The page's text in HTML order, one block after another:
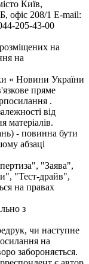
Київ,
208/1 E-mail:
205-43-00
на
на
« Новини України
пряме
.
від
матеріалів.
- повинна бути
абзаці
"Заява",
"Тест-драйв",
на правах
з
чи наступне
на
забороняється.